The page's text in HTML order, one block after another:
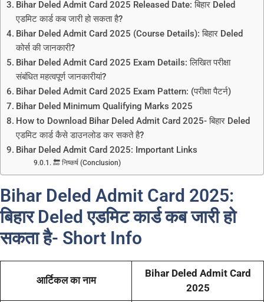
Bihar Deled Admit Card 2025 Released Date: बिहार Deled
एडमिट कार्ड कब जारी हो सकता है?
Bihar Deled Admit Card 2025 (Course Details): बिहार Deled
कोर्स की जानकारी?
Bihar Deled Admit Card 2025 Exam Details: लिखित परीक्षा
संबंधित महत्वपूर्ण जानकारीयां?
Bihar Deled Admit Card 2025 Exam Pattern: (परीक्षा पैटर्न)
Bihar Deled Minimum Qualifying Marks 2025
How to Download Bihar Deled Admit Card 2025- बिहार Deled
एडमिट कार्ड कैसे डाउनलोड कर सकते है?
Bihar Deled Admit Card 2025: Important Links
🔚 निष्कर्ष (Conclusion)
Bihar Deled Admit Card 2025:
बिहार Deled एडमिट कार्ड कब जारी हो
सकता है- Short Info
आर्टिकल का नाम
Bihar Deled Admit Card
2025